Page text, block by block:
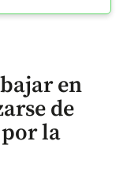
en
de
la